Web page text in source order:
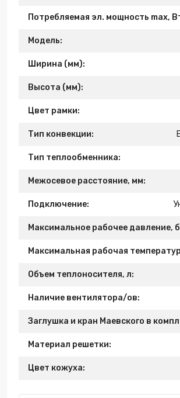
Потребляемая эл. мощность max,
Модель:
Ширина (мм):
Высота (мм):
Цвет рамки:
Тип конвекции:
Тип теплообменника:
Межосевое расстояние, мм:
Подключение:
Максимальное рабочее давление,
Максимальная рабочая
Объем теплоносителя, л:
Наличие вентилятора/ов:
Заглушка и кран Маевского в
Материал решетки:
Цвет кожуха: